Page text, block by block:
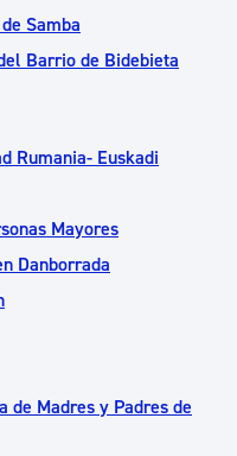
Samba
Barrio de Bidebieta
Rumania- Euskadi
Mayores
Danborrada
de Madres y Padres de